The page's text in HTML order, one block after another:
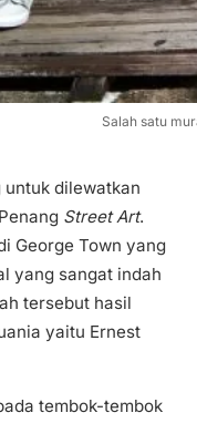
Salah satu
dilewatkan
Street Art.
George Town yang
yang sangat indah
tersebut hasil
yaitu Ernest
tembok-tembok